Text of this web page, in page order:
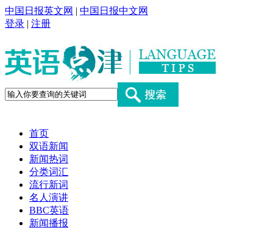
中国日报英文网 | 中国日报中文网
登录 | 注册
首页
双语新闻
新闻热词
分类词汇
流行新词
名人演讲
BBC英语
新闻播报